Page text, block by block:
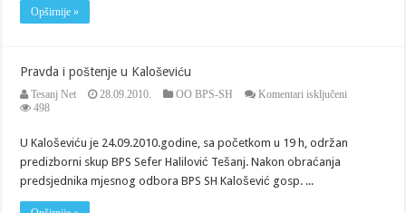
Opširnije »
Pravda i poštenje u Kaloševiću
Tesanj Net 28.09.2010. OO BPS-SH Komentari isključeni
u
498
U Kaloševiću je 24.09.2010.godine, sa početkom u 19 h, održan
predizborni skup BPS Sefer Halilović Tešanj. Nakon obraćanja
predsjednika mjesnog odbora BPS SH Kalošević gosp. ...